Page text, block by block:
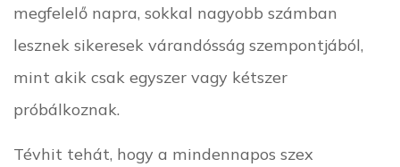
megfelelő napra, sokkal nagyobb számban
lesznek sikeresek várandósság szempontjából,
mint akik csak egyszer vagy kétszer
próbálkoznak.
Tévhit tehát, hogy a mindennapos szex